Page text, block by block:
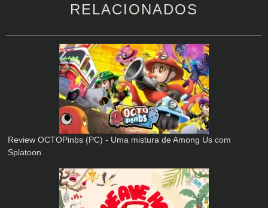
RELACIONADOS
Review OCTOPinbs (PC) - Uma mistura de Among Us com
Splatoon